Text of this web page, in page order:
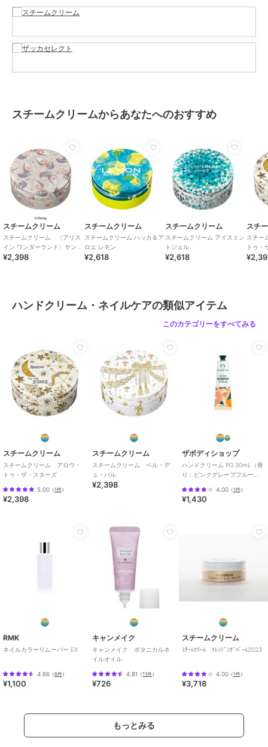
＜香りについて＞
カモミール*3・ローズ*4 4種の天然精油をブレンドして配合。
＜STORY ~ストーリー~＞
んでしまったようです。
この商品は、不良品のみ返品を承ります
ブランド スチームクリーム
ショップ スチームクリーム
ザッカセレ
クト
商品カテゴリ ハンドケア・ネイルケア ／ハン
ハンドケア・ネイルケア ／ハン
サイズ
特徴
ハンドケア・ネイルケア
保湿
ハンドクリーム・ネイルケア
原産国
スチームクリームからあなたへのおすすめ
スチームクリーム
スチームクリーム 〈アリス
イン ワンダーランド〉ヤン
グ・オイスター
¥2,398
スチームクリーム
スチームクリーム ハッカ＆ア
ロエ レモン
¥2,618
スチームクリーム
スチームクリーム アイスミン
トジェル
¥2,618
スチ
スチー
トゥ・
ハンドクリーム・ネイルケアの類似アイテム
このカテゴリーをすべてみる
スチームクリーム
スチームクリーム アロウ・
トゥ・ザ・スターズ
5.00 （1件）
¥2,398
スチームクリーム
スチームクリーム ベル・デ
ュ・バル
¥2,398
ザボディショップ
ハンドクリーム PG 30mL（香
り：ピンクグレープフルー
4.00（1件）
¥1,430
RMK
ネイルカラーリムーバー EX
4.66 （6件）
¥1,100
キャンメイク
キャンメイク ボタニカルネ
イルオイル
4.81 （11件）
¥726
スチームクリーム
ｽﾁｰﾑｸﾘｰﾑ ｸﾚﾝｼﾞﾝｸﾞﾊﾞｰﾑ2023
4.00（1件）
¥3,718
もっとみる